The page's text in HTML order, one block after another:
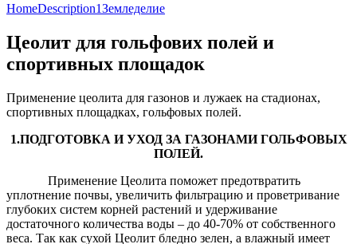
HomeDescription1Земледелие
Цеолит для гольфових полей и
спортивных площадок
Применение цеолита для газонов и лужаек на стадионах,
спортивных площадках, гольфовых полей.
1.ПОДГОТОВКА И УХОД ЗА ГАЗОНАМИ ГОЛЬФОВЫХ
ПОЛЕЙ.
Применение Цеолита поможет предотвратить
уплотнение почвы, увеличить фильтрацию и проветривание
глубоких систем корней растений и удерживание
достаточного количества воды – до 40-70% от собственного
веса. Так как сухой Цеолит бледно зелен, а влажный имеет